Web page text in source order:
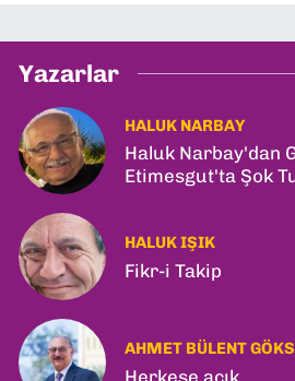
Yazarlar
HALUK NARBAY
Haluk Narbay'dan
Etimesgut'ta Şok
HALUK IŞIK
Fikr-i Takip
AHMET BÜLENT
Herkese açık